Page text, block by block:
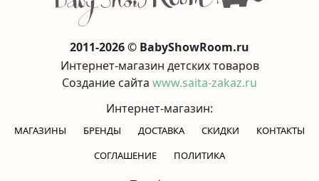
2011-2026 © BabyShowRoom.ru
Интернет-магазин детских товаров
Создание сайта www.saita-zakaz.ru
Интернет-магазин:
МАГАЗИНЫ БРЕНДЫ ДОСТАВКА СКИДКИ
КОНТАКТЫ
CОГЛАШЕНИЕ
ПОЛИТИКА